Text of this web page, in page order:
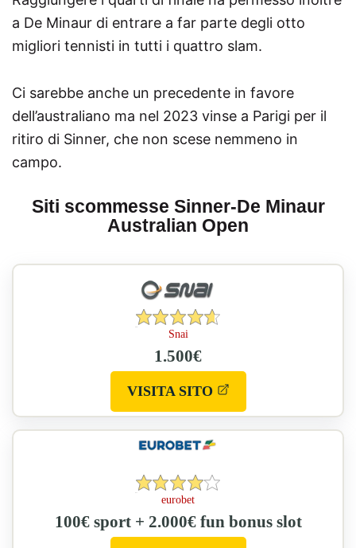
a De Minaur di entrare a far parte degli otto
migliori tennisti in tutti i quattro slam.
Ci sarebbe anche un precedente in favore
dell’australiano ma nel 2023 vinse a Parigi per il
ritiro di Sinner, che non scese nemmeno in
campo.
Siti scommesse Sinner-De Minaur
Australian Open
Voto
medio:
4.617
5
Snai
1.500€
VISITA SITO(si
apre
in
nuova
Voto
medio:
eurobet
100€ sport + 2.000€ fun bonus slot